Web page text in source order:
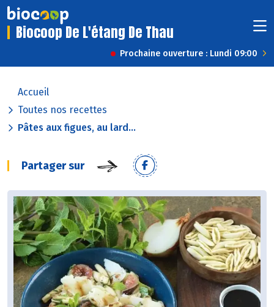
Biocoop De L'étang De Thau
Prochaine ouverture : Lundi 09:00
Accueil
Toutes nos recettes
Pâtes aux figues, au lard...
Partager sur